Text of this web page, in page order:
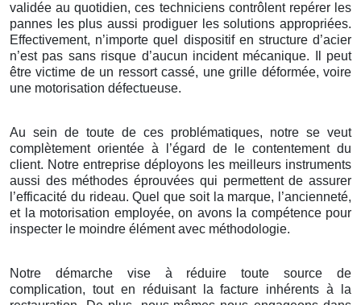
validée au quotidien, ces techniciens contrôlent repérer les
pannes les plus aussi prodiguer les solutions appropriées.
Effectivement, n’importe quel dispositif en structure d’acier
n’est pas sans risque d’aucun incident mécanique. Il peut
être victime de un ressort cassé, une grille déformée, voire
une motorisation défectueuse.
Au sein de toute de ces problématiques, notre se veut
complètement orientée à l’égard de le contentement du
client. Notre entreprise déployons les meilleurs instruments
aussi des méthodes éprouvées qui permettent de assurer
l’efficacité du rideau. Quel que soit la marque, l’ancienneté,
et la motorisation employée, on avons la compétence pour
inspecter le moindre élément avec méthodologie.
Notre démarche vise à réduire toute source de
complication, tout en réduisant la facture inhérents à la